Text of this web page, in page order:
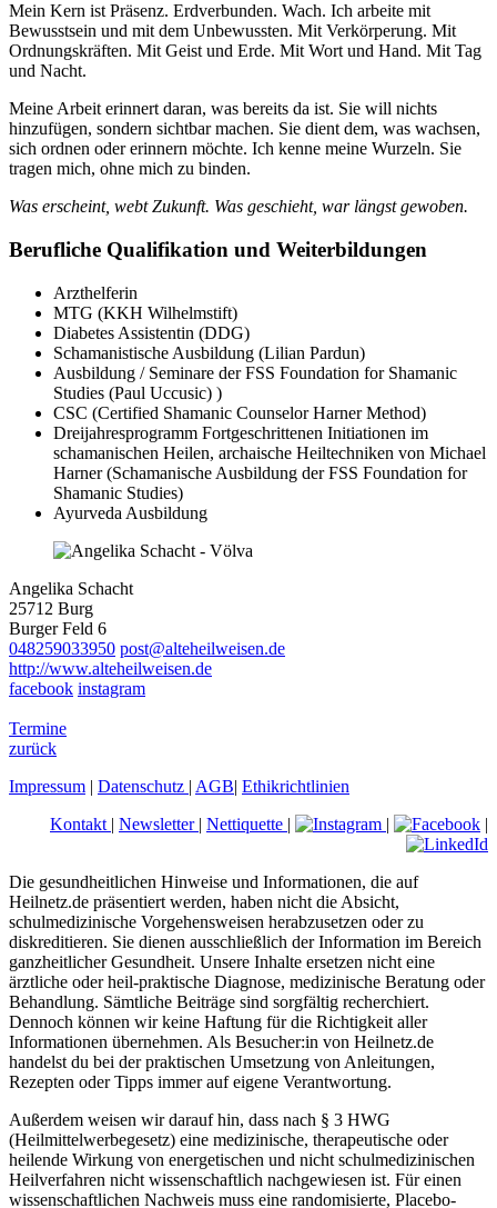
Mein Kern ist Präsenz. Erdverbunden. Wach. Ich arbeite mit
Bewusstsein und mit dem Unbewussten. Mit Verkörperung. Mit
Ordnungskräften. Mit Geist und Erde. Mit Wort und Hand. Mit Tag
und Nacht.
Meine Arbeit erinnert daran, was bereits da ist. Sie will nichts
hinzufügen, sondern sichtbar machen. Sie dient dem, was wachsen,
sich ordnen oder erinnern möchte. Ich kenne meine Wurzeln. Sie
tragen mich, ohne mich zu binden.
Was erscheint, webt Zukunft. Was geschieht, war längst gewoben.
Berufliche Qualifikation und Weiterbildungen
Arzthelferin
MTG (KKH Wilhelmstift)
Diabetes Assistentin (DDG)
Schamanistische Ausbildung (Lilian Pardun)
Ausbildung / Seminare der FSS Foundation for Shamanic
Studies (Paul Uccusic) )
CSC (Certified Shamanic Counselor Harner Method)
Dreijahresprogramm Fortgeschrittenen Initiationen im
schamanischen Heilen, archaische Heiltechniken von Michael
Harner (Schamanische Ausbildung der FSS Foundation for
Shamanic Studies)
Ayurveda Ausbildung
Angelika Schacht
25712 Burg
Burger Feld 6
048259033950 post@alteheilweisen.de
http://www.alteheilweisen.de
facebook instagram
Termine
zurück
Impressum | Datenschutz | AGB| Ethikrichtlinien
Kontakt | Newsletter | Nettiquette | | |
Die gesundheitlichen Hinweise und Informationen, die auf
Heilnetz.de präsentiert werden, haben nicht die Absicht,
schulmedizinische Vorgehensweisen herabzusetzen oder zu
diskreditieren. Sie dienen ausschließlich der Information im Bereich
ganzheitlicher Gesundheit. Unsere Inhalte ersetzen nicht eine
ärztliche oder heil-praktische Diagnose, medizinische Beratung oder
Behandlung. Sämtliche Beiträge sind sorgfältig recherchiert.
Dennoch können wir keine Haftung für die Richtigkeit aller
Informationen übernehmen. Als Besucher:in von Heilnetz.de
handelst du bei der praktischen Umsetzung von Anleitungen,
Rezepten oder Tipps immer auf eigene Verantwortung.
Außerdem weisen wir darauf hin, dass nach § 3 HWG
(Heilmittelwerbegesetz) eine medizinische, therapeutische oder
heilende Wirkung von energetischen und nicht schulmedizinischen
Heilverfahren nicht wissenschaftlich nachgewiesen ist. Für einen
wissenschaftlichen Nachweis muss eine randomisierte, Placebo-